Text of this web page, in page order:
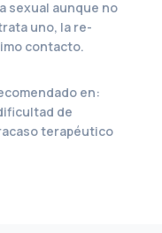
sexual aunque no
uno, la re-
contacto.
en:
de
terapéutico